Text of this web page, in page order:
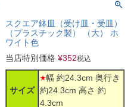
スクエア鉢皿（受け皿・受皿）
（プラスチック製） （大） ホ
ワイト色
当店特別価格 ¥352税込
サイズ
幅 約24.3cm 奥行き
約24.3cm 高さ 約
4.3cm